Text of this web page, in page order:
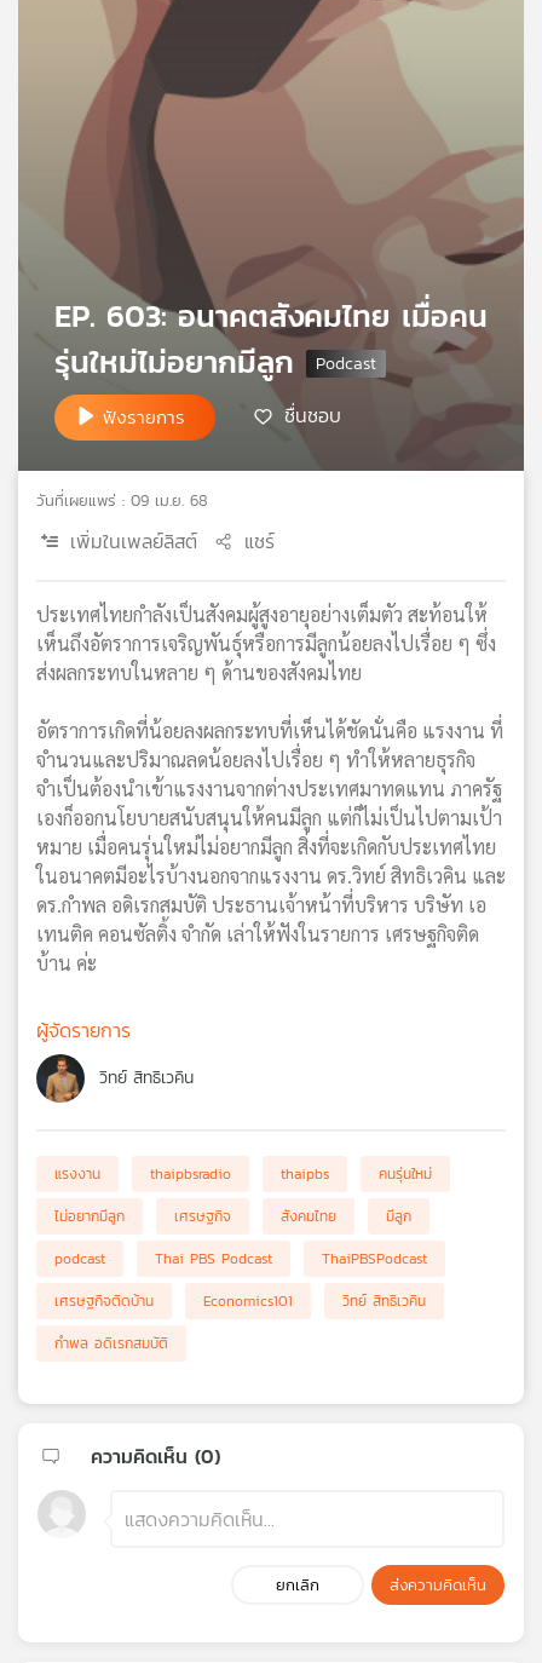
แผนที่
วิทยุ
เครือ
ข่าย
EP. 603: อนาคตสังคมไทย เมื่อคน
รุ่นใหม่ไม่อยากมีลูก
ฟังรายการ ชื่นชอบ
วันที่เผยแพร่ : 09 เม.ย. 68
เพิ่มในเพลย์ลิสต์ แชร์
ประเทศไทยกำลังเป็นสังคมผู้สูงอายุอย่างเต็มตัว สะท้อนให้
เห็นถึงอัตราการเจริญพันธุ์หรือการมีลูกน้อยลงไปเรื่อย ๆ ซึ่ง
ส่งผลกระทบในหลาย ๆ ด้านของสังคมไทย
อัตราการเกิดที่น้อยลงผลกระทบที่เห็นได้ชัดนั่นคือ แรงงาน ที่
จำนวนและปริมาณลดน้อยลงไปเรื่อย ๆ ทำให้หลายธุรกิจ
จำเป็นต้องนำเข้าแรงงานจากต่างประเทศมาทดแทน ภาครัฐ
เองก็ออกนโยบายสนับสนุนให้คนมีลูก แต่ก็ไม่เป็นไปตามเป้า
หมาย เมื่อคนรุ่นใหม่ไม่อยากมีลูก สิ่งที่จะเกิดกับประเทศไทย
ในอนาคตมีอะไรบ้างนอกจากแรงงาน ดร.วิทย์ สิทธิเวคิน และ
ดร.กำพล อดิเรกสมบัติ ประธานเจ้าหน้าที่บริหาร บริษัท เอ
เทนติค คอนซัลติ้ง จำกัด เล่าให้ฟังในรายการ เศรษฐกิจติด
บ้าน ค่ะ
ผู้จัดรายการ
วิทย์ สิทธิเวคิน
แรงงาน thaipbsradio thaipbs
คนรุ่นใหม่
ไม่อยากมีลูก
เศรษฐกิจ สังคมไทย
มีลูก
podcast
Thai PBS Podcast
ThaiPBSPodcast
เศรษฐกิจติดบ้าน
Economics101
วิทย์ สิทธิเวคิน
กำพล อดิเรกสมบัติ
ความคิดเห็น (0)
ยกเลิก ส่งความคิดเห็น